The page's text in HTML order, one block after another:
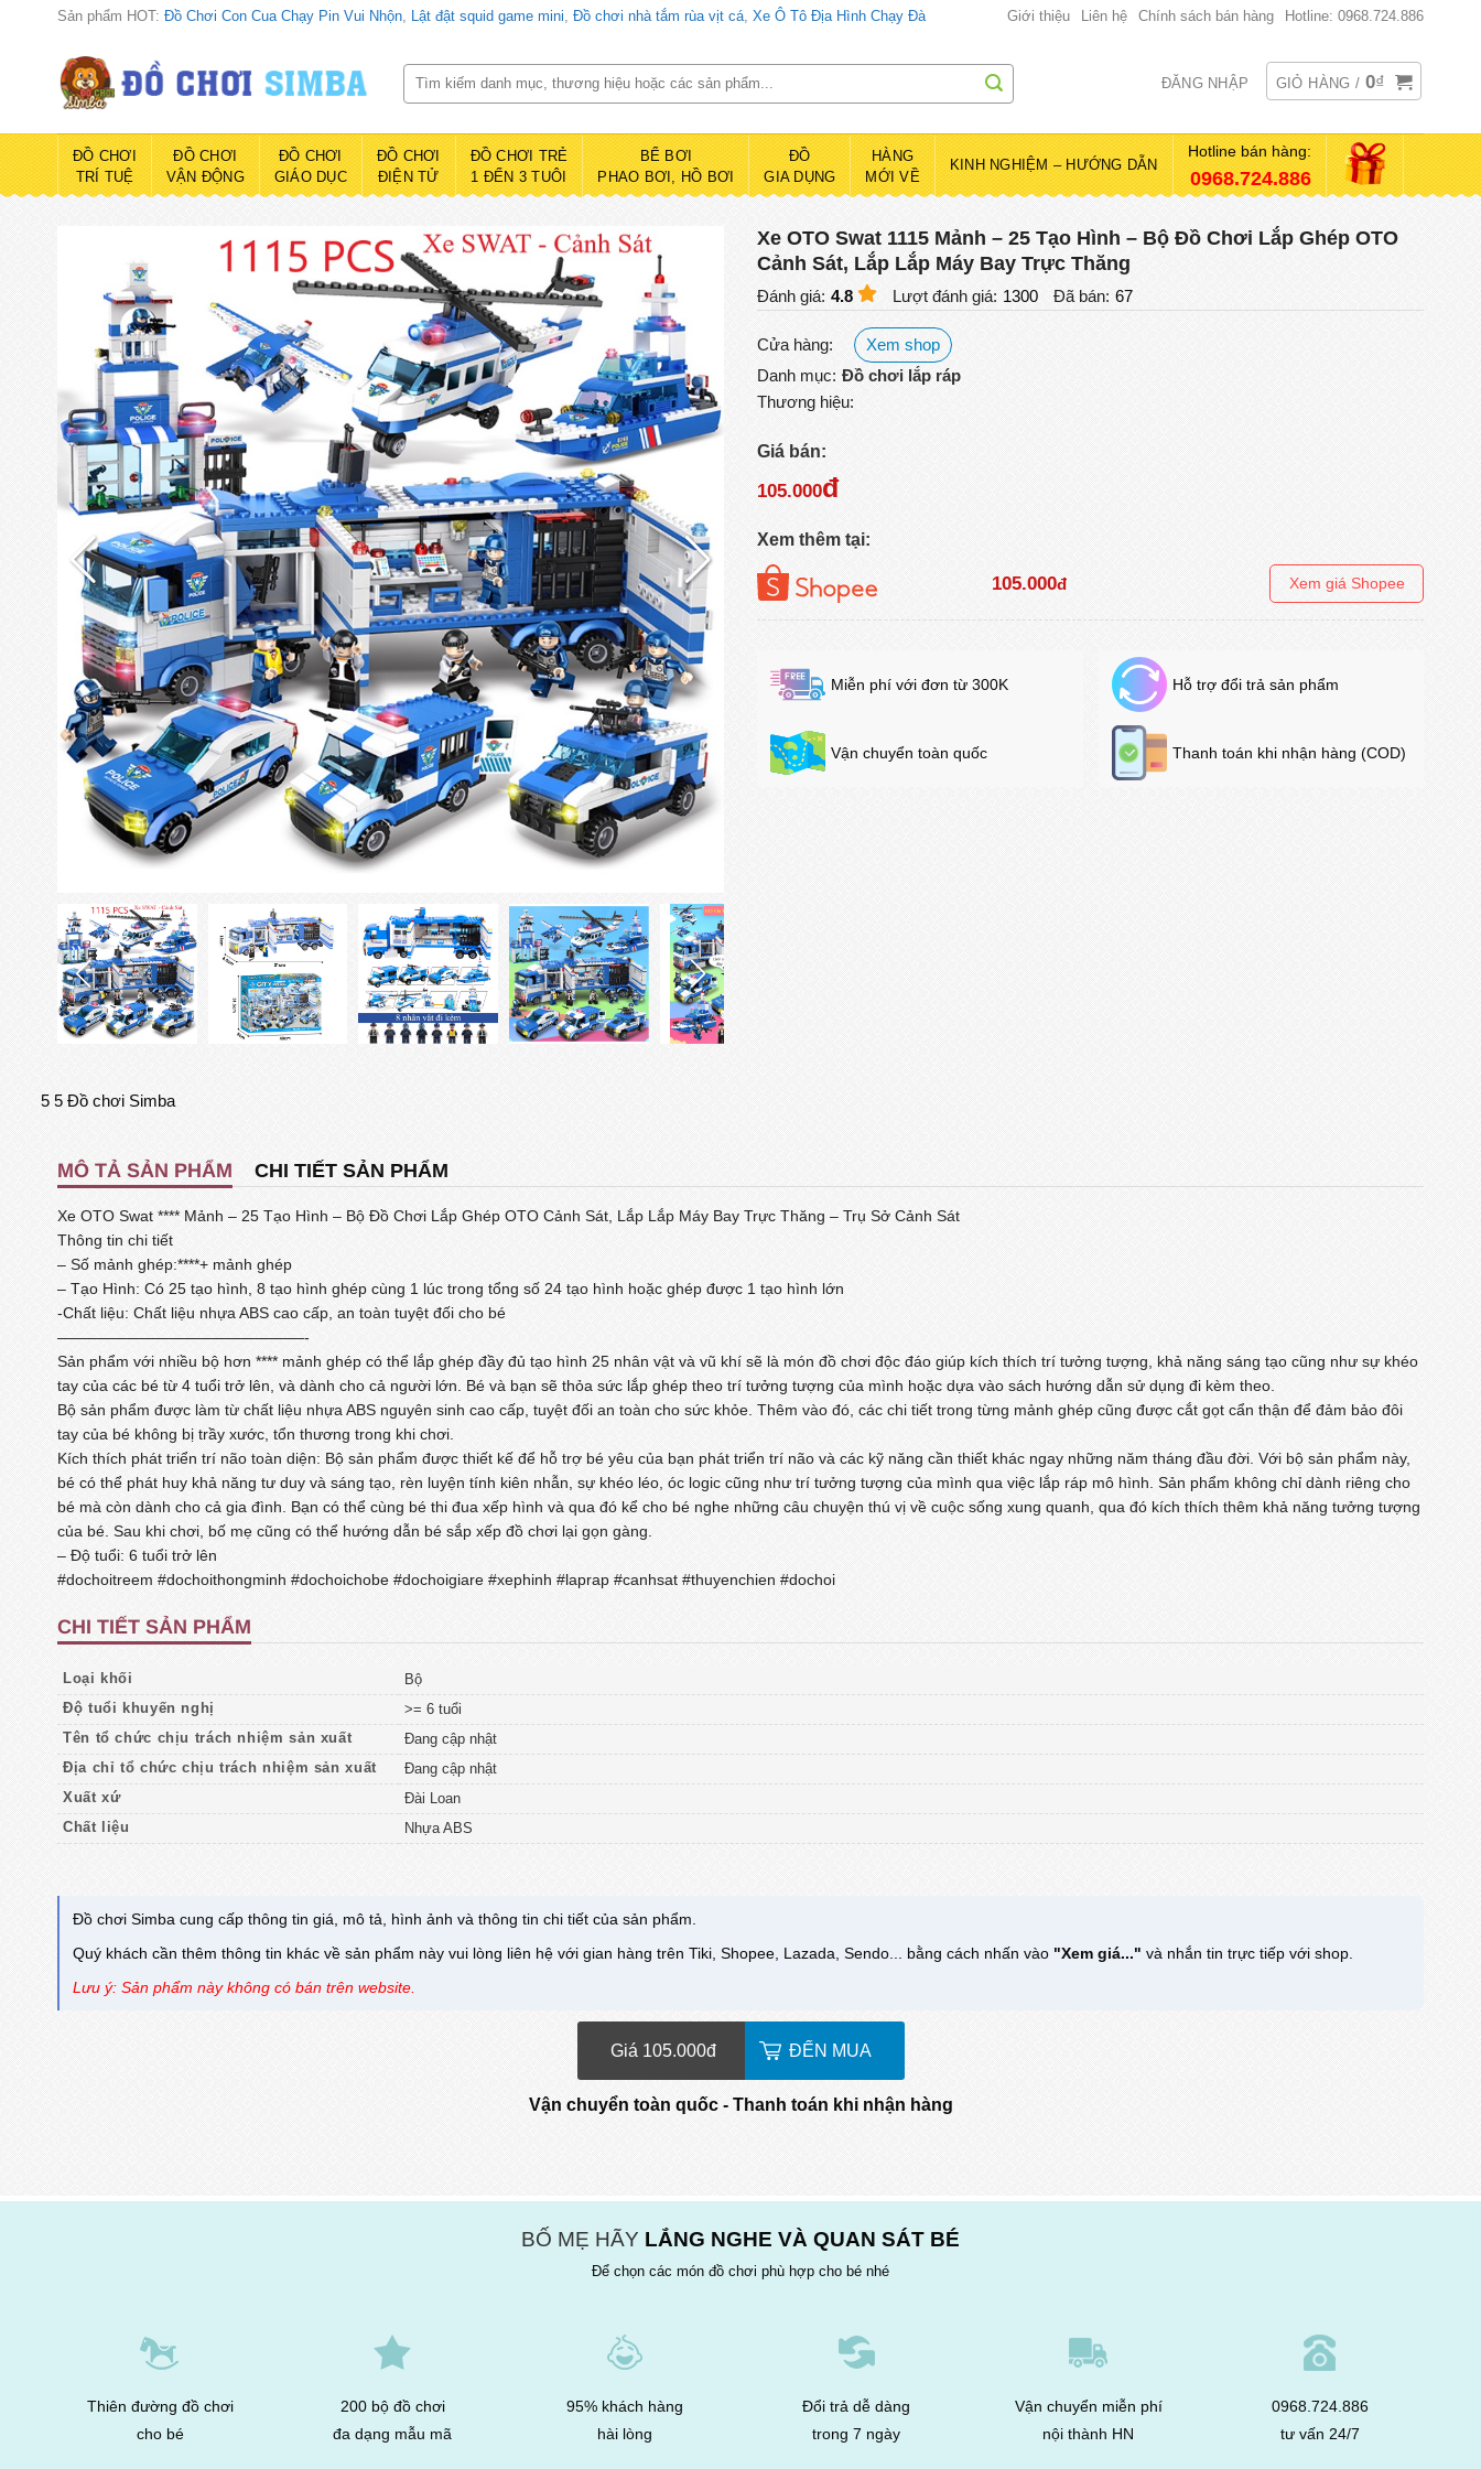
Sản phẩm HOT: Đồ Chơi Con Cua Chạy Pin Vui Nhộn, Lật đật squid game mini, Đồ chơi nhà tắm rùa vịt cá, Xe Ô Tô Địa Hình Chạy Đà Giới thiệu Liên hệ Chính sách bán hàng Hotline: 0968.724.886
Tìm
kiếm:
ĐĂNG NHẬP GIỎ HÀNG / 0₫
ĐỒ CHƠI
TRÍ TUỆ
ĐỒ CHƠI
VẬN ĐỘNG
ĐỒ CHƠI
GIÁO DỤC
ĐỒ CHƠI
ĐIỆN TỬ
ĐỒ CHƠI TRẺ
1 ĐẾN 3 TUÔI
BỂ BƠI
PHAO BƠI, HỒ BƠI
ĐỒ
GIA DỤNG
HÀNG
MỚI VỀ
KINH NGHIỆM – HƯỚNG DẪN
Hotline bán hàng:
0968.724.886
Xe OTO Swat 1115 Mảnh – 25 Tạo Hình – Bộ Đồ Chơi Lắp Ghép OTO
Cảnh Sát, Lắp Lắp Máy Bay Trực Thăng
Đánh giá: 4.8 Lượt đánh giá: 1300 Đã bán: 67
Cửa hàng:
Xem shop
Danh mục: Đồ chơi lắp ráp
Thương hiệu:
Giá bán:
105.000đ
Xem thêm tại:
105.000đ Xem giá Shopee
Miễn phí với đơn từ 300K Hỗ trợ đổi trả sản phẩm
Vận chuyển toàn quốc Thanh toán khi nhận hàng (COD)
5 5 Đồ chơi Simba
MÔ TẢ SẢN PHẨM CHI TIẾT SẢN PHẨM
Xe OTO Swat **** Mảnh – 25 Tạo Hình – Bộ Đồ Chơi Lắp Ghép OTO Cảnh Sát, Lắp Lắp Máy Bay Trực Thăng – Trụ Sở Cảnh Sát
Thông tin chi tiết
– Số mảnh ghép:****+ mảnh ghép
– Tạo Hình: Có 25 tạo hình, 8 tạo hình ghép cùng 1 lúc trong tổng số 24 tạo hình hoặc ghép được 1 tạo hình lớn
-Chất liệu: Chất liệu nhựa ABS cao cấp, an toàn tuyệt đối cho bé
————————————————-
Sản phẩm với nhiều bộ hơn **** mảnh ghép có thể lắp ghép đầy đủ tạo hình 25 nhân vật và vũ khí sẽ là món đồ chơi độc đáo giúp kích thích trí tưởng tượng, khả năng sáng tạo cũng như sự khéo
tay của các bé từ 4 tuổi trở lên, và dành cho cả người lớn. Bé và bạn sẽ thỏa sức lắp ghép theo trí tưởng tượng của mình hoặc dựa vào sách hướng dẫn sử dụng đi kèm theo.
Bộ sản phẩm được làm từ chất liệu nhựa ABS nguyên sinh cao cấp, tuyệt đối an toàn cho sức khỏe. Thêm vào đó, các chi tiết trong từng mảnh ghép cũng được cắt gọt cẩn thận để đảm bảo đôi
tay của bé không bị trầy xước, tổn thương trong khi chơi.
Kích thích phát triển trí não toàn diện: Bộ sản phẩm được thiết kế để hỗ trợ bé yêu của bạn phát triển trí não và các kỹ năng cần thiết khác ngay những năm tháng đầu đời. Với bộ sản phẩm này,
bé có thể phát huy khả năng tư duy và sáng tạo, rèn luyện tính kiên nhẫn, sự khéo léo, óc logic cũng như trí tưởng tượng của mình qua việc lắp ráp mô hình. Sản phẩm không chỉ dành riêng cho
bé mà còn dành cho cả gia đình. Bạn có thể cùng bé thi đua xếp hình và qua đó kể cho bé nghe những câu chuyện thú vị về cuộc sống xung quanh, qua đó kích thích thêm khả năng tưởng tượng
của bé. Sau khi chơi, bố mẹ cũng có thể hướng dẫn bé sắp xếp đồ chơi lại gọn gàng.
– Độ tuổi: 6 tuổi trở lên
#dochoitreem #dochoithongminh #dochoichobe #dochoigiare #xephinh #laprap #canhsat #thuyenchien #dochoi
CHI TIẾT SẢN PHẨM
Loại khối
Bộ
Độ tuổi khuyến nghị
>= 6 tuổi
Tên tổ chức chịu trách nhiệm sản xuất
Đang cập nhật
Địa chỉ tổ chức chịu trách nhiệm sản xuất
Đang cập nhật
Xuất xứ
Đài Loan
Chất liệu
Nhựa ABS
Đồ chơi Simba cung cấp thông tin giá, mô tả, hình ảnh và thông tin chi tiết của sản phẩm.
Quý khách cần thêm thông tin khác về sản phẩm này vui lòng liên hệ với gian hàng trên Tiki, Shopee, Lazada, Sendo... bằng cách nhấn vào "Xem giá..." và nhắn tin trực tiếp với shop.
Lưu ý: Sản phẩm này không có bán trên website.
Giá 105.000đ ĐẾN MUA
Vận chuyển toàn quốc - Thanh toán khi nhận hàng
BỐ MẸ HÃY LẮNG NGHE VÀ QUAN SÁT BÉ
Để chọn các món đồ chơi phù hợp cho bé nhé
Thiên đường đồ chơi
cho bé
200 bộ đồ chơi
đa dạng mẫu mã
95% khách hàng
hài lòng
Đổi trả dễ dàng
trong 7 ngày
Vận chuyển miễn phí
nội thành HN
0968.724.886
tư vấn 24/7